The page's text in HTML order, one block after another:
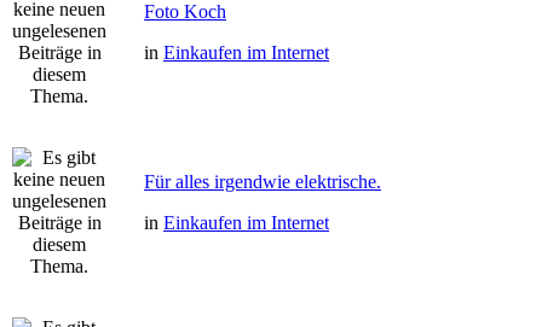
Foto Koch
in Einkaufen im Internet
Für alles irgendwie elektrische.
in Einkaufen im Internet